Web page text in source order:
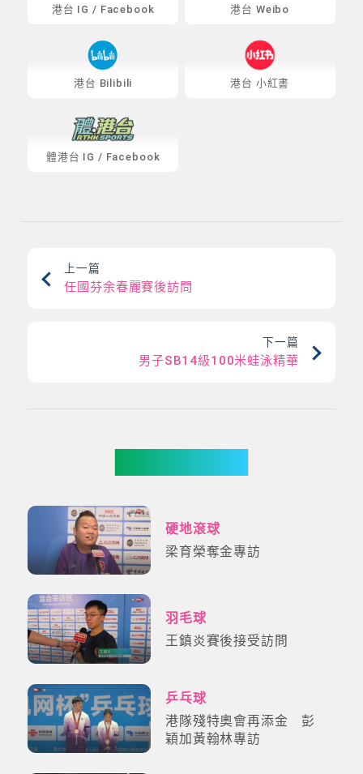
港台 IG / Facebook 港台 Weibo
港台 Bilibili 港台 小紅書
體港台 IG / Facebook
上一篇
任國芬余春麗賽後訪問
下一篇
男子SB14級100米蛙泳精華
硬地滾球
梁育榮奪金專訪
羽毛球
王鎮炎賽後接受訪問
乒乓球
港隊殘特奧會再添金 彭
穎加黃翰林專訪